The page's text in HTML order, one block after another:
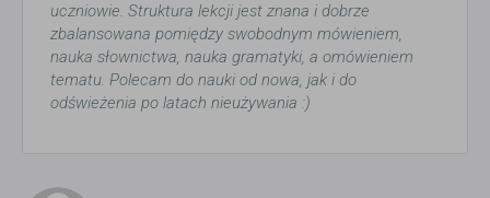
uczniowie. Struktura lekcji jest znana i dobrze
zbalansowana pomiędzy swobodnym mówieniem,
nauka słownictwa, nauka gramatyki, a omówieniem
tematu. Polecam do nauki od nowa, jak i do
odświeżenia po latach nieużywania :)